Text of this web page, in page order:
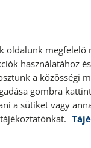
oldalunk
használatához
a közösségi
gombra
a sütiket vagy